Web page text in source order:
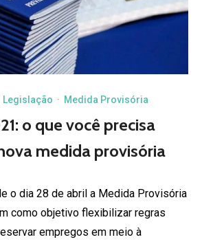
Legislação · Medida Provisória
o que você precisa
medida provisória
o dia 28 de abril a Medida Provisória
como objetivo flexibilizar regras
empregos em meio à